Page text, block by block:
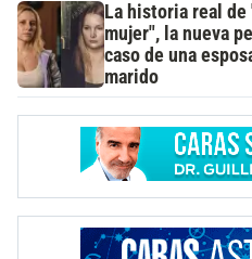
La historia real
mujer", la nueva
caso de una
marido